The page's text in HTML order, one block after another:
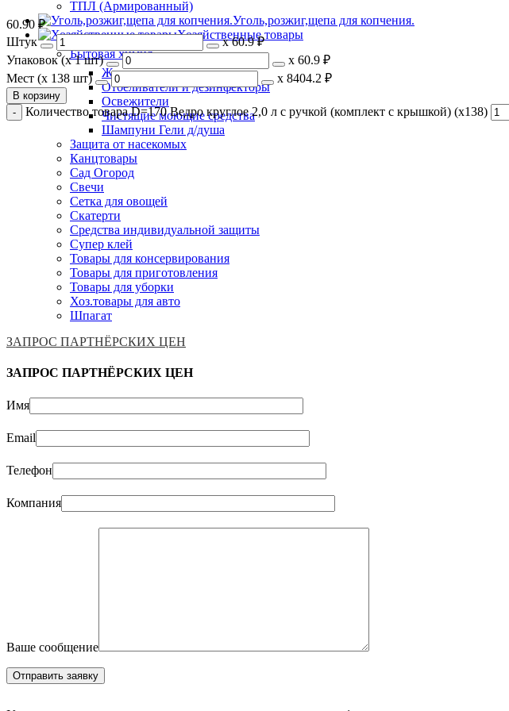
ТПЛ (Армированный)
Уголь,розжиг,щепа для копчения.
Хозяйственные товары
Бытовая химия
Жидкое мыло
Отбеливатели и дезинфекторы
Освежители
Чистящие моющие средства
Шампуни Гели д/душа
Защита от насекомых
Канцтовары
Сад Огород
Свечи
Сетка для овощей
Скатерти
Средства индивидуальной защиты
Супер клей
Товары для консервирования
Товары для приготовления
Товары для уборки
Хоз.товары для авто
Шпагат
ЗАПРОС ПАРТНЁРСКИХ ЦЕН
ЗАПРОС ПАРТНЁРСКИХ ЦЕН
Имя
Email
Телефон
Компания
Ваше сообщение
60.90 ₽
Штук
х 60.9 ₽
Упаковок (x 1 шт)
х 60.9 ₽
Мест (x 138 шт)
х 8404.2 ₽
В корзину
Количество товара D=170 Ведро круглое 2,0 л с ручкой (комплект с крышкой) (х138)